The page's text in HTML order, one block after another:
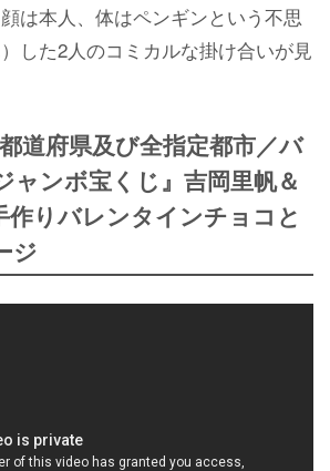
は本人、体はペンギンという不思
した2人のコミカルな掛け合いが見
道府県及び全指定都市／バ
ャンボ宝くじ』吉岡里帆＆
作りバレンタインチョコと
ジ